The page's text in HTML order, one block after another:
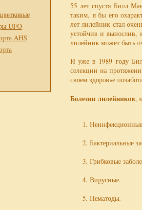
UFO
AHS
55 лет спустя Билл
таким, я бы его
лет лилейник стал
устойчив и вынослив,
лилейник может быть
И уже в 1989 году
селекции на
своем здоровье
Болезни лилейников,
Бактериальные
Грибковые
Вирусные.
Нематоды.